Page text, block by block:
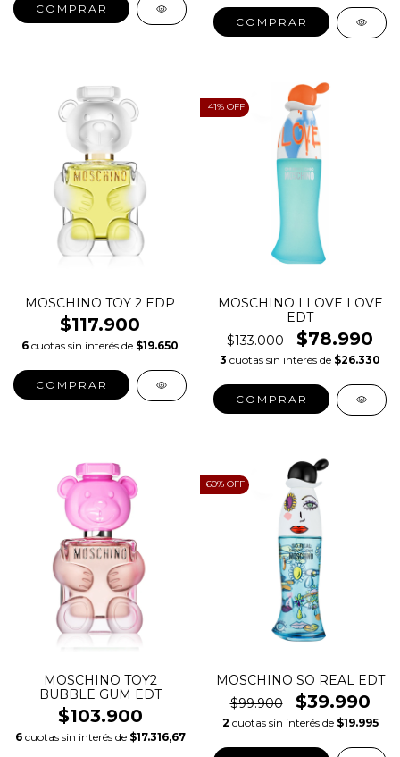
COMPRAR
COMPRAR
MOSCHINO TOY 2 EDP
$117.900
6 cuotas sin interés de $19.650
COMPRAR
41% OFF
MOSCHINO I LOVE LOVE
EDT
$133.000
$78.990
3 cuotas sin interés de $26.330
COMPRAR
MOSCHINO TOY2
BUBBLE GUM EDT
$103.900
6 cuotas sin interés de $17.316,67
60% OFF
MOSCHINO SO REAL EDT
$99.900
$39.990
2 cuotas sin interés de $19.995